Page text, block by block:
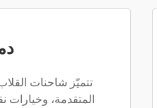
تتميّز شاحنات
المتقدمة، وخيارات